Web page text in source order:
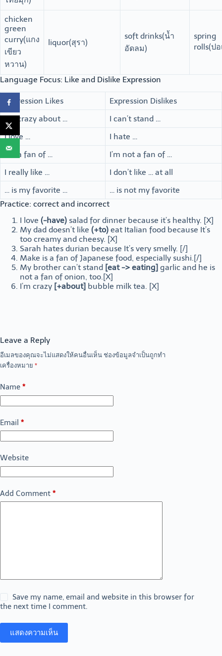
chicken
green
curry(แกง
เขียว
หวาน)
liquor(สุรา)
soft drinks(น้ำ
อัดลม)
spring
rolls(ปอ
Language Focus: Like and Dislike Expression
Expression Likes
Expression Dislikes
I’m crazy about …
I can’t stand …
I love …
I hate …
I’m a fan of …
I’m not a fan of …
I really like …
I don’t like … at all
… is my favorite …
… is not my favorite
Practice: correct and incorrect
I love (-have) salad for dinner because it’s healthy. [X]
My dad doesn’t like (+to) eat Italian food because It’s
too creamy and cheesy. [X]
Sarah hates durian because It’s very smelly. [/]
Make is a fan of Japanese food, especially sushi.[/]
My brother can’t stand [eat -> eating] garlic and he is
not a fan of onion, too.[X]
I’m crazy [+about] bubble milk tea. [X]
Leave a Reply
อีเมลของคุณจะไม่แสดงให้คนอื่นเห็น ช่องข้อมูลจำเป็นถูกทำ
เครื่องหมาย *
Name *
Email *
Website
Add Comment *
Save my name, email and website in this browser for
the next time I comment.
แสดงความเห็น